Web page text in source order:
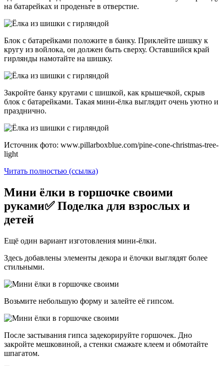
на батарейках и проденьте в отверстие.
Блок с батарейками положите в банку. Приклейте шишку к
кругу из войлока, он должен быть сверху. Оставшийся край
гирлянды намотайте на шишку.
Закройте банку кругами с шишкой, как крышечкой, скрыв
блок с батарейками. Такая мини-ёлка выглядит очень уютно и
празднично.
Источник фото: www.pillarboxblue.com/pine-cone-christmas-tree-
light
Читать полностью (ссылка)
Мини ёлки в горшочке своими
руками✅ Поделка для взрослых и
детей
Ещё один вариант изготовления мини-ёлки.
Здесь добавлены элементы декора и ёлочки выглядят более
стильными.
Возьмите небольшую форму и залейте её гипсом.
После застывания гипса задекорируйте горшочек. Дно
закройте мешковиной, а стенки смажьте клеем и обмотайте
шпагатом.